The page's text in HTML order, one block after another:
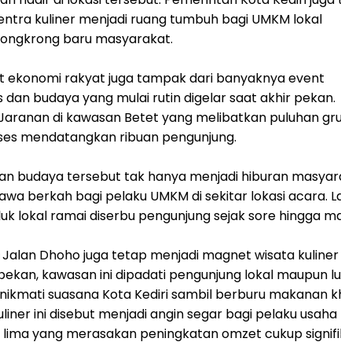
kuliner menjadi ruang tumbuh bagi UMKM lokal
baru masyarakat.
ekonomi rakyat juga tampak dari banyaknya event
dan budaya yang mulai rutin digelar saat akhir pekan.
di kawasan Betet yang melibatkan puluhan
mendatangkan ribuan pengunjung.
budaya tersebut tak hanya menjadi hiburan
berkah bagi pelaku UMKM di sekitar lokasi acara.
lokal ramai diserbu pengunjung sejak sore hingga
Jalan Dhoho juga tetap menjadi magnet wisata kuliner
kawasan ini dipadati pengunjung lokal maupun
suasana Kota Kediri sambil berburu makanan
ini disebut menjadi angin segar bagi pelaku
yang merasakan peningkatan omzet cukup